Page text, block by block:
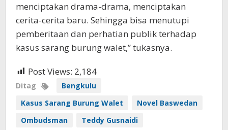
menciptakan drama-drama, menciptakan
cerita-cerita baru. Sehingga bisa menutupi
pemberitaan dan perhatian publik terhadap
kasus sarang burung walet,” tukasnya.
Post Views: 2,184
Ditag
Bengkulu
Kasus Sarang Burung Walet
Novel Baswedan
Ombudsman
Teddy Gusnaidi